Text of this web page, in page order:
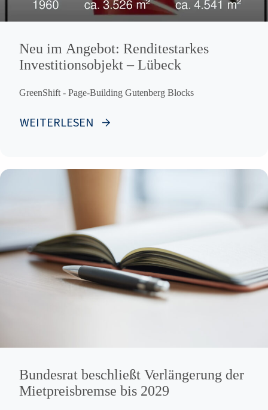
Neu im Angebot: Renditestarkes
Investitionsobjekt – Lübeck
GreenShift - Page-Building Gutenberg Blocks
WEITERLESEN
Bundesrat beschließt Verlängerung der
Mietpreisbremse bis 2029